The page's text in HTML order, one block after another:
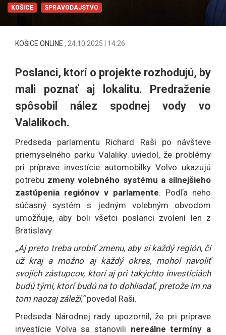
KOŠICE SPRAVODAJSTVO
KOŠICE ONLINE , 24.10.2025 | 14:26
Poslanci, ktorí o projekte rozhodujú, by
mali poznať aj lokalitu. Predraženie
spôsobil nález spodnej vody vo
Valalikoch.
Predseda parlamentu Richard Raši po návšteve
priemyselného parku Valaliky uviedol, že problémy
pri príprave investície automobilky Volvo ukazujú
potrebu zmeny volebného systému a silnejšieho
zastúpenia regiónov v parlamente. Podľa neho
súčasný systém s jedným volebným obvodom
umožňuje, aby boli všetci poslanci zvolení len z
Bratislavy.
„Aj preto treba urobiť zmenu, aby si každý región, či
už kraj a možno aj každý okres, mohol navoliť
svojich zástupcov, ktorí aj pri takýchto investíciách
budú tými, ktorí budú na to dohliadať, pretože im na
tom naozaj záleží,“povedal Raši.
Predseda Národnej rady upozornil, že pri príprave
investície Volva sa stanovili nereálne termíny a